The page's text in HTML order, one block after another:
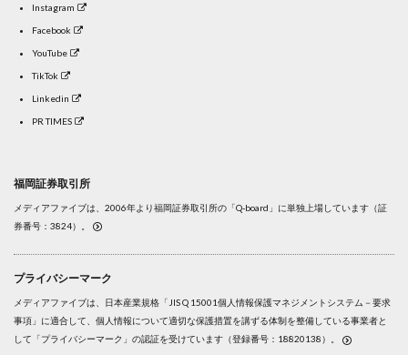
Instagram
Facebook
YouTube
TikTok
Linkedin
PR TIMES
福岡証券取引所
メディアファイブは、2006年より福岡証券取引所の「Q-board」に単独上場しています（証
券番号：3824）。
プライバシーマーク
メディアファイブは、日本産業規格「JIS Q 15001個人情報保護マネジメントシステム－要求
事項」に適合して、個人情報について適切な保護措置を講ずる体制を整備している事業者と
して「プライバシーマーク」の認証を受けています（登録番号：18820138）。